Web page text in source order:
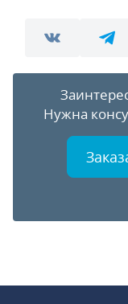
Нужна